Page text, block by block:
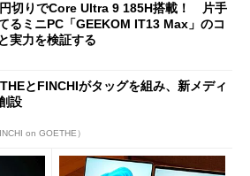
切りでCore Ultra 9 185H搭載！ 片手
るミニPC「GEEKOM IT13 Max」のコ
実力を検証する
とFINCHIがタッグを組み、新メディ
設
on GOETHE）